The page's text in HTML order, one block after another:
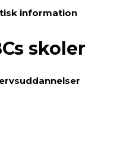
information
skoler